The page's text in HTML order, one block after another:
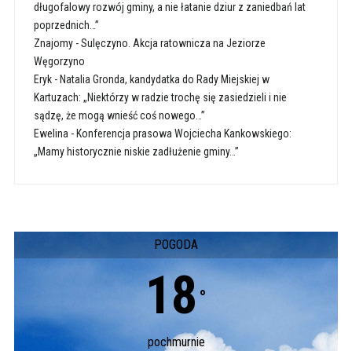
długofalowy rozwój gminy, a nie łatanie dziur z zaniedbań lat
poprzednich…”
Znajomy-Sulęczyno. Akcja ratownicza na Jeziorze
Węgorzyno
Eryk- Natalia Gronda, kandydatka do Rady Miejskiej w
Kartuzach: „Niektórzy w radzie trochę się zasiedzieli i nie
sądzę, że mogą wnieść coś nowego…”
Ewelina - Konferencja prasowa Wojciecha Kankowskiego:
„Mamy historycznie niskie zadłużenie gminy…”
POGODA
18 °
pochmurnie